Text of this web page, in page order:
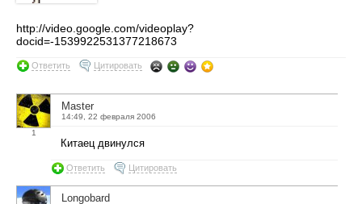
http://video.google.com/videoplay?
docid=-1539922531377218673
Ответить Цитировать
1
Master
14:49, 22 февраля 2006
Китаец двинулся
Ответить Цитировать
Longobard